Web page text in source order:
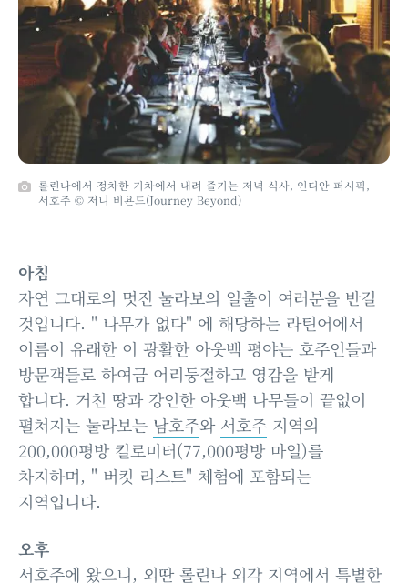
롤린나에서 정차한 기차에서 내려 즐기는 저녁 식사, 인디안 퍼시픽,
서호주 © 저니 비욘드(Journey Beyond)
아침
자연 그대로의 멋진 눌라보의 일출이 여러분을 반길
것입니다. " 나무가 없다" 에 해당하는 라틴어에서
이름이 유래한 이 광활한 아웃백 평야는 호주인들과
방문객들로 하여금 어리둥절하고 영감을 받게
합니다. 거친 땅과 강인한 아웃백 나무들이 끝없이
펼쳐지는 눌라보는 남호주와 서호주 지역의
200,000평방 킬로미터(77,000평방 마일)를
차지하며, " 버킷 리스트" 체험에 포함되는
지역입니다.
오후
서호주에 왔으니, 외딴 롤린나 외각 지역에서 특별한